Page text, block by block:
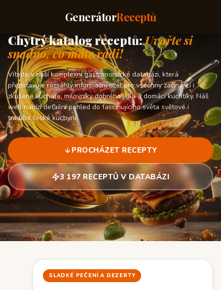
GenerátorReceptů
Chytrý katalog receptů:Uvařte si
snadno, co máte rádi!
Vítejte v naší komplexní gastronomické databázi, která
představuje rozsáhlý informační uzel pro všechny začínající i
zkušené kuchaře, milovníky dobrého jídla a domácí kuchtíky. Náš
web nabízí detailní pohled do fascinujícího světa světové i
tradiční české kuchyně.
PROCHÁZET RECEPTY
3 197 RECEPTŮ V DATABÁZI
SLADKÉ PEČENÍ A DEZERTY